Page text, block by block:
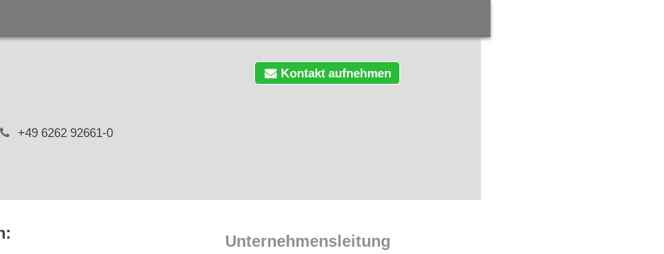
Kontakt aufnehmen
+49 6262 92661-0
Unternehmensleitung